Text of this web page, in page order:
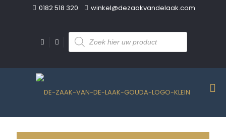
0182 518 320 winkel@dezaakvandelaak.com
Producten
zoeken